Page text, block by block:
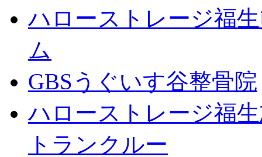
ハローストレージ福
ム
GBSうぐいす谷整骨院
ハローストレージ福
トランクルー